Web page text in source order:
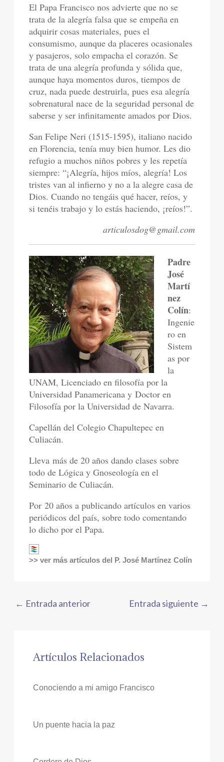
El Papa Francisco nos advierte que no se
trata de la alegría falsa que se empeña en
adquirir cosas materiales, pues el
consumismo, aunque da placeres ocasionales
y pasajeros, solo empacha el corazón. Se
trata de una alegría profunda y sólida que,
aunque haya momentos duros, tiempos de
cruz, nada puede destruirla, pues esa alegría
sobrenatural nace de la seguridad personal de
saberse y ser infinitamente amados por Dios.
San Felipe Neri (1515-1595), italiano nacido
en Florencia, tenía muy bien humor. Les dio
refugio a muchos niños pobres y les repetía
siempre: “¡Alegría, hijos míos, alegría! Los
tristes van al infierno y no a la alegre casa de
Dios. Cuando no tengáis qué hacer, reíos, y
si tenéis trabajo y lo estás haciendo, ¡reíos!”.
articulosdog@gmail.com
Padre
José
Martí
nez
Colín:
Ingenie
ro en
Sistem
as por
la
UNAM, Licenciado en filosofía por la
Universidad Panamericana y Doctor en
Filosofía por la Universidad de Navarra.
Capellán del Colegio Chapultepec en
Culiacán.
Lleva más de 20 años dando clases sobre
todo de Lógica y Gnoseología en el
Seminario de Culiacán.
Por 20 años a publicando artículos en varios
periódicos del país, sobre todo comentando
lo dicho por el Papa.
>> ver más artículos del P. José Martínez Colín
← Entrada anterior Entrada siguiente →
Artículos Relacionados
Conociendo a mi amigo Francisco
Un puente hacia la paz